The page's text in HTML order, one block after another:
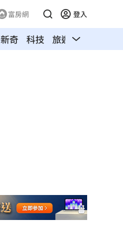
富房網 登入
新奇 科技 旅遊 汽車